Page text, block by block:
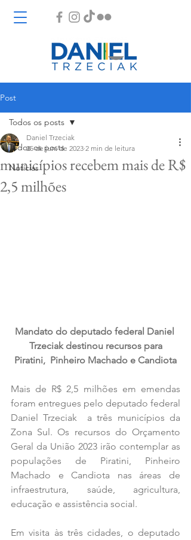
Post
Todos os posts
Notícias
Todos os posts
municípios recebem mais de R$
2,5 milhões
Daniel Trzeciak
25 de jun. de 2023 2 min de leitura
Mandato do deputado federal Daniel
Trzeciak destinou recursos para
Piratini,  Pinheiro Machado e Candiota
Mais de R$ 2,5 milhões em emendas
foram entregues pelo deputado federal
Daniel Trzeciak  a três municípios da
Zona Sul. Os recursos do Orçamento
Geral da União 2023 irão contemplar as
populações de Piratini, Pinheiro
Machado e Candiota nas áreas de
infraestrutura, saúde, agricultura,
educação e assistência social.
Em visita às três cidades, o deputado